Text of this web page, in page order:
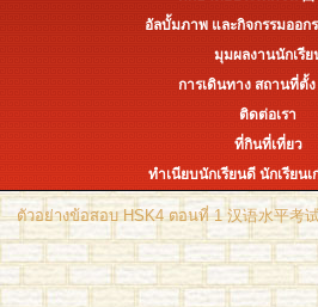
อัลบั้มภาพ และกิจกรรมออก
มุมผลงานนักเรีย
การเดินทาง สถานที่ตั้
ติดต่อเรา
ที่กินที่เที่ยว
ทำเนียบนักเรียนดี นักเรียนเ
ตัวอย่างข้อสอบ HSK4 ตอนที่ 1 汉语水平考